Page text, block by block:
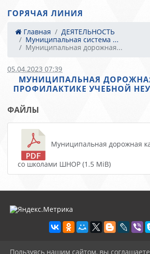
ГОРЯЧАЯ ЛИНИЯ
Главная
ДЕЯТЕЛЬНОСТЬ
Муниципальная система ...
Муниципальная дорожная...
05.04.2023 07:39
МУНИЦИПАЛЬНАЯ
ПРОФИЛАКТИКЕ УЧЕБНОЙ
ФАЙЛЫ
Муниципальная дорожная
со школами ШНОР (1.5 MiB)
Пользуясь нашим сайтом, вы